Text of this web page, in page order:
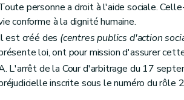
Du fonctionnement du conseil de l'aide
bis
personne a droit à l'aide sociale.
conforme à la dignité humaine.
est créé des (centres publics d'action
loi, ont pour mission d'assurer
L'arrêt de la Cour d'arbitrage du 17
inscrite sous le numéro du rôle